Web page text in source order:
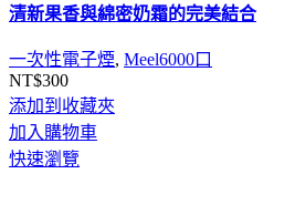
清新果香與綿密奶霜的完美結合
一次性電子煙, Meel6000口
NT$300
添加到收藏夾
加入購物車
快速瀏覽